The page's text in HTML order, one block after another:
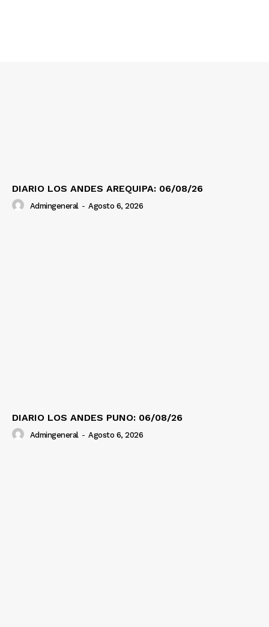
DIARIO LOS ANDES AREQUIPA: 06/08/26
Admingeneral - Agosto 6, 2026
DIARIO LOS ANDES PUNO: 06/08/26
Admingeneral - Agosto 6, 2026